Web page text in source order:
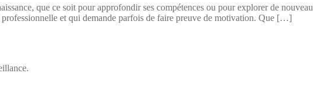
que ce soit pour approfondir ses compétences ou pour explorer de
et qui demande parfois de faire preuve de motivation. Que […]